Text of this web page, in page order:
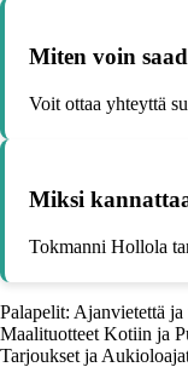
Miten voin
Voit ottaa yhteyttä
Miksi
Tokmanni Hollola
Palapelit: Ajanvietettä
Maalituotteet Kotiin ja
Tarjoukset ja